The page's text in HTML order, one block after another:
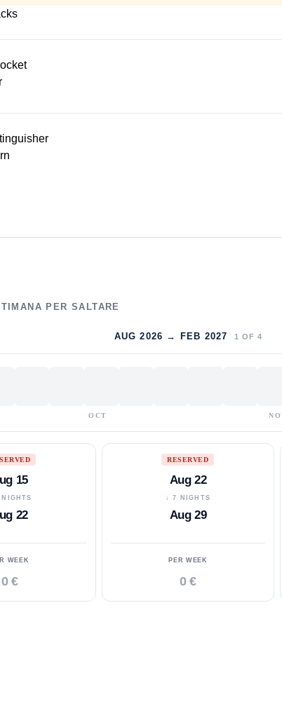
PER SALTARE
AUG 2026 → FEB 2027 1 OF 4
OCT
15
NIGHTS
22
WEEK
0 €
RESERVED
Aug 22
↓ 7 NIGHTS
Aug 29
PER WEEK
0 €